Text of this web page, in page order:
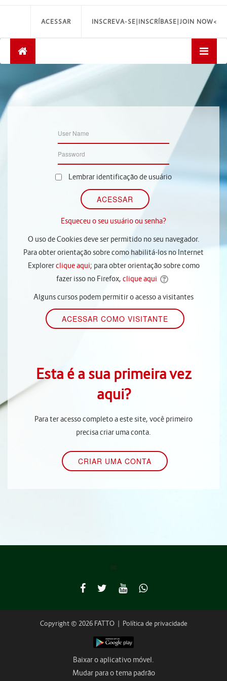
INSCREVA-SE|INSCRÍBASE|JOIN NOW<
ACESSAR
Lembrar identificação de usuário
Esqueceu o seu usuário ou senha?
O uso de Cookies deve ser permitido no seu navegador.
Para obter orientação sobre como habilitá-los no Internet
Explorerclique aqui; para obter orientação sobre como
fazer isso no Firefox, clique aqui
Alguns cursos podem permitir o acesso a visitantes
Esta é a sua primeira vez
aqui?
Para ter acesso completo a este site, você primeiro
precisa criar uma conta.
Copyright © 2026 FATTO | Política de privacidade
Baixar o aplicativo móvel.
Mudar para o tema padrão